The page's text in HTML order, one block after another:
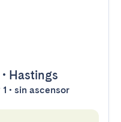
• Hastings
• sin ascensor